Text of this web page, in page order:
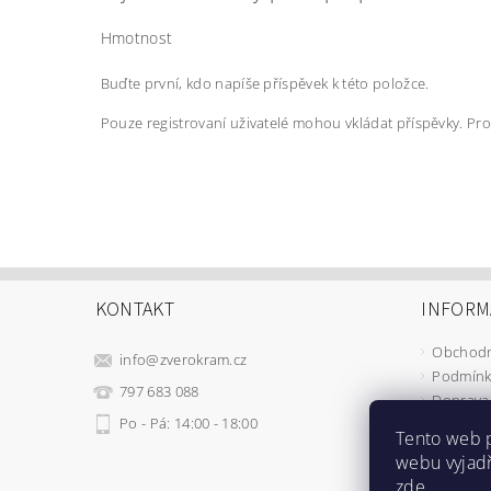
Hmotnost
Buďte první, kdo napíše příspěvek k této položce.
Pouze registrovaní uživatelé mohou vkládat příspěvky.
KONTAKT
info@zverokram.cz
797 683 088
Po - Pá: 14:00 - 18:00
Tento web
webu